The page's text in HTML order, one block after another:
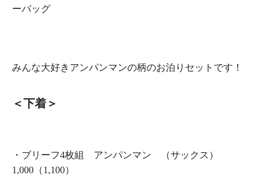
ーバッグ
みんな大好きアンパンマンの柄のお泊りセットです！
＜下着＞
・ブリーフ4枚組 アンパンマン （サックス）
1,000（1,100）